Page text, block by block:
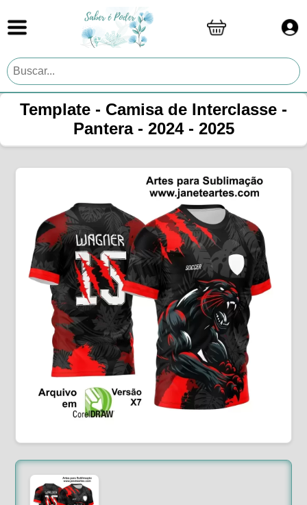
Template - Camisa de Interclasse -
Pantera - 2024 - 2025